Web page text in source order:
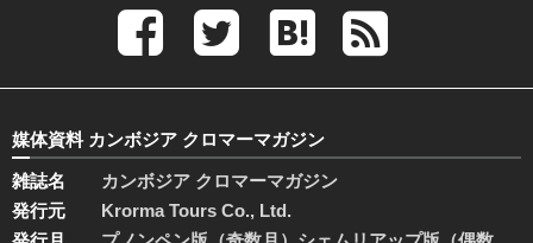
媒体資料 カンボジア クロマーマガジン
雑誌名
カンボジア クロマーマガジン
発行元
Krorma Tours Co., Ltd.